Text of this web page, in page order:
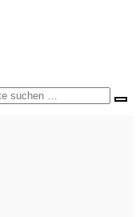
für mehr